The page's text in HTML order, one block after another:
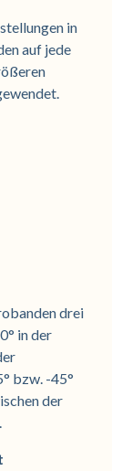
in
auf jede
drei
in der
bzw. -45°
der